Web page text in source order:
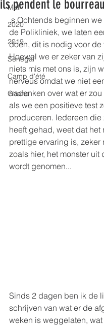
Mali
2020
2019
Senegal
Camp d'été
Ghana
ils pendent le bourreau
.s Ochtends beginnen
de Polikliniek, we laten
doen, dit is nodig voor de
Hoewel we er zeker van
niets mis met ons is, zijn
nerveus omdat we niet
nadenken over wat er
als we een positieve test
produceren. Iedereen die
heeft gehad, weet dat het
prettige ervaring is, zeker
zoals hier, het monster uit
wordt genomen...
Sinds 2 dagen ben ik de
schrijven van wat er de
weken is weggelaten,